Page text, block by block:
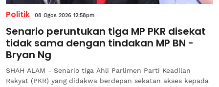
Politik 08 Ogos 2026 12:58pm
Senario peruntukan tiga MP PKR disekat
tidak sama dengan tindakan MP BN -
Bryan Ng
SHAH ALAM - Senario tiga Ahli Parlimen Parti Keadilan
Rakyat (PKR) yang didakwa berdepan sekatan akses kepada